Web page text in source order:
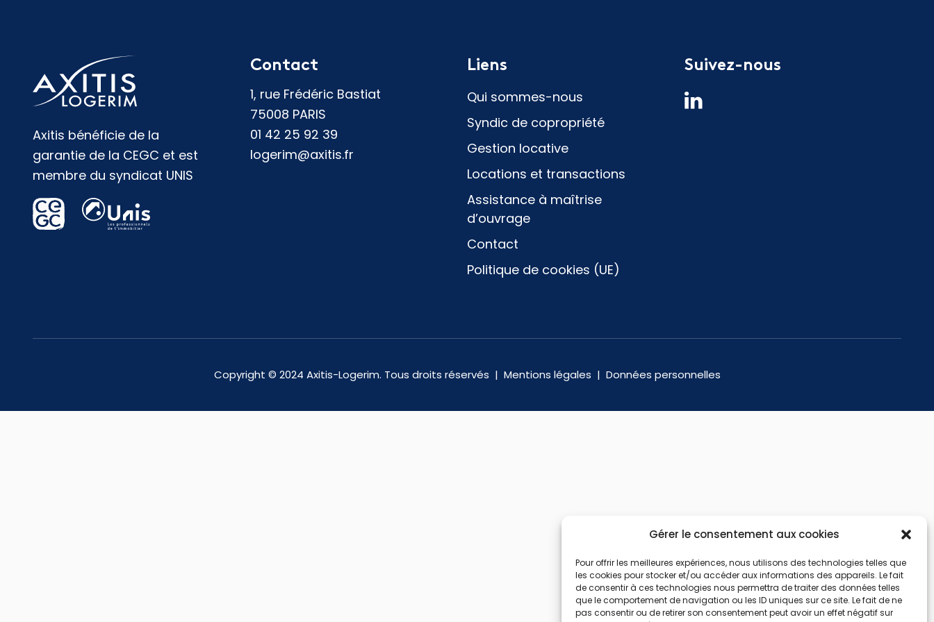
Gérer le consentement aux cookies
Pour offrir les meilleures expériences, nous utilisons des technologies telles que
les cookies pour stocker et/ou accéder aux informations des appareils. Le fait
de consentir à ces technologies nous permettra de traiter des données telles
que le comportement de navigation ou les ID uniques sur ce site. Le fait de ne
pas consentir ou de retirer son consentement peut avoir un effet négatif sur
Axitis bénéficie de la
garantie de la CEGC et est
membre du syndicat UNIS
Contact
1, rue Frédéric Bastiat
75008 PARIS
01 42 25 92 39
logerim@axitis.fr
Liens
Qui sommes-nous
Syndic de copropriété
Gestion locative
Locations et transactions
Assistance à maîtrise
d’ouvrage
Contact
Politique de cookies (UE)
Suivez-nous
Copyright © 2024 Axitis-Logerim. Tous droits réservés | Mentions légales | Données personnelles